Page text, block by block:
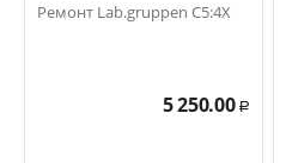
Ремонт Lab.gruppen C5:4X
5 250.00 Р